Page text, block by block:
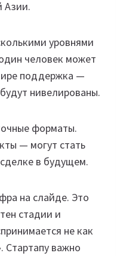
Азии.
уровнями
человек может
поддержка —
нивелированы.
форматы.
— могут стать
в будущем.
на слайде. Это
стадии и
не как
Стартапу важно